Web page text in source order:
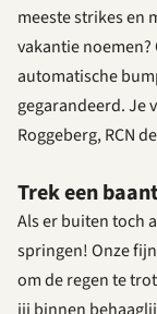
meeste strikes en
vakantie
automatische
gegarandeerd. Je
Roggeberg, RCN
Trek een
Als er buiten toch
springen! Onze
om de regen te